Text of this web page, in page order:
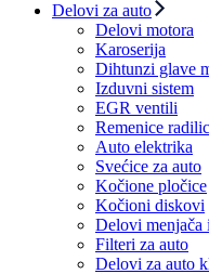
Delovi za auto
Delovi motora
Karoserija
Dihtunzi glave
Izduvni sistem
EGR ventili
Remenice
Auto elektrika
Svećice za auto
Kočione pločice
Kočioni diskovi
Delovi menjača
Filteri za auto
Delovi za auto